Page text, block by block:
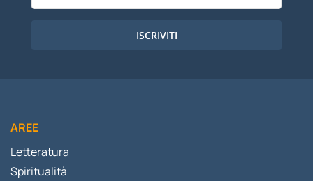
ISCRIVITI
AREE
Letteratura
Spiritualità